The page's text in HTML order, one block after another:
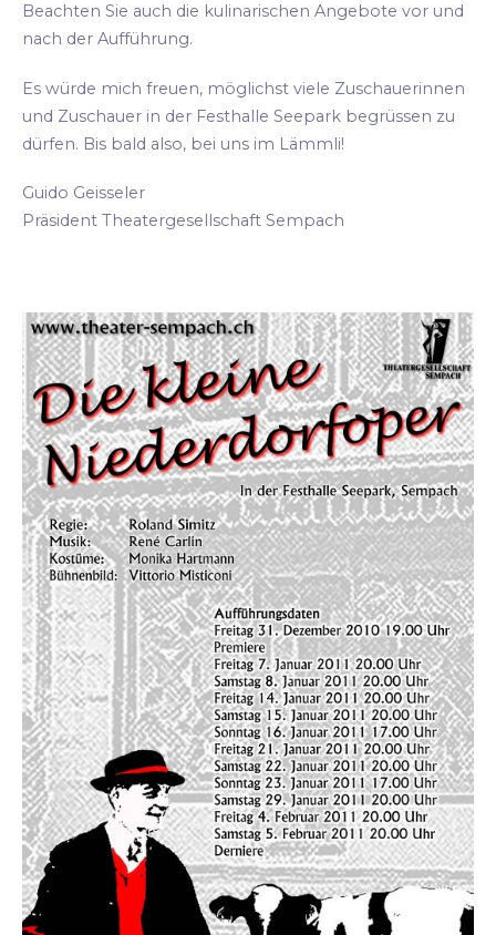
Beachten Sie auch die kulinarischen Angebote vor und
nach der Aufführung.
Es würde mich freuen, möglichst viele Zuschauerinnen
und Zuschauer in der Festhalle Seepark begrüssen zu
dürfen. Bis bald also, bei uns im Lämmli!
Guido Geisseler
Präsident Theatergesellschaft Sempach